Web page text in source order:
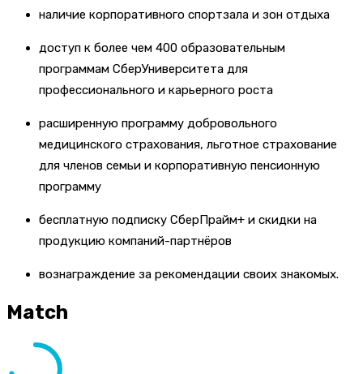
наличие корпоративного спортзала и зон отдыха
доступ к более чем 400 образовательным
программам СберУниверситета для
профессионального и карьерного роста
расширенную программу добровольного
медицинского страхования, льготное страхование
для членов семьи и корпоративную пенсионную
программу
бесплатную подписку СберПрайм+ и скидки на
продукцию компаний-партнёров
вознаграждение за рекомендации своих знакомых.
Match